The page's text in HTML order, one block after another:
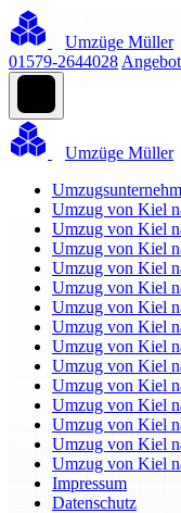
Umzüge Müller
01579-2644028
Umzüge Müller
Umzug von Kiel
Umzug von Kiel
Umzug von Kiel
Umzug von Kiel
Umzug von Kiel
Umzug von Kiel
Umzug von Kiel
Umzug von Kiel
Umzug von Kiel
Umzug von Kiel
Umzug von Kiel
Umzug von Kiel
Umzug von Kiel
Umzug von Kiel
Impressum
Datenschutz